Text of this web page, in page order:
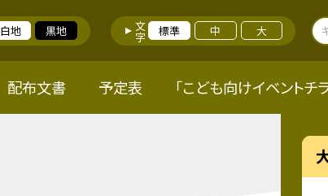
白地 黒地 文字 標準 中 大
配布文書 予定表 「こども向けイベント